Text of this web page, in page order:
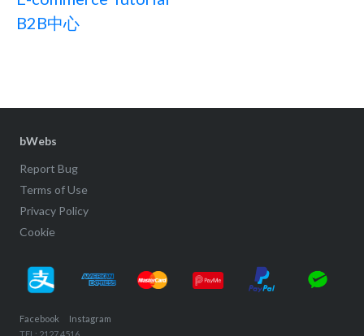
B2B中心
bWebs
Report Bug
Terms of Use
Privacy Policy
Cookie
Facebook
Instagram